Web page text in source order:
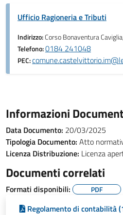
Ufficio Ragioneria e Tributi
Indirizzo:Corso Bonaventura
Telefono:0184 241048
PEC:
Informazioni
Data Documento: 20/03/2025
Tipologia Documento: Atto
Licenza Distribuzione: Licenza
Documenti correlati
Formati disponibili: PDF
Regolamento di contabilità